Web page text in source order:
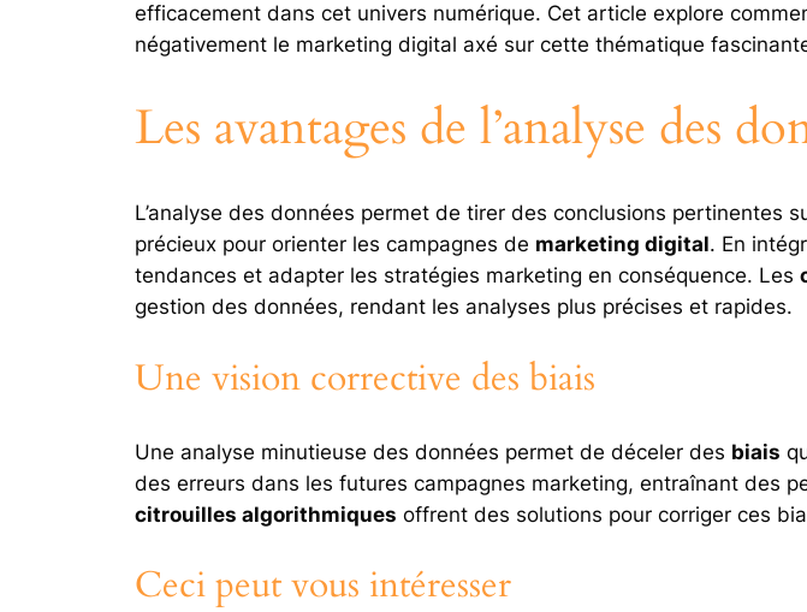
efficacement dans cet univers numérique. Cet article explore
négativement le marketing digital axé sur cette thématique
Les avantages de l’analyse des
L’analyse des données permet de tirer des conclusions
précieux pour orienter les campagnes de marketing digital. En
tendances et adapter les stratégies marketing en conséquence. Les
gestion des données, rendant les analyses plus précises et rapides.
Une vision corrective des biais
Une analyse minutieuse des données permet de déceler des biais
des erreurs dans les futures campagnes marketing, entraînant des
citrouilles algorithmiques offrent des solutions pour corriger ces
Ceci peut vous intéresser